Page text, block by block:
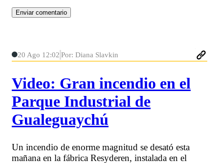
20 Ago 12:02 Por: Diana Slavkin
Video: Gran incendio en el
Parque Industrial de
Gualeguaychú
Un incendio de enorme magnitud se desató esta
mañana en la fábrica Resyderen, instalada en el